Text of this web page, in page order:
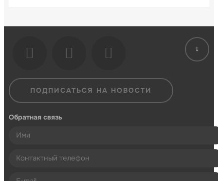
ПОДПИСАТЬСЯ НА НОВОСТИ
Обратная связь